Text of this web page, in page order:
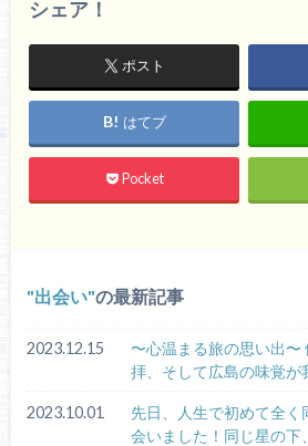
シェア！
ポスト
はてブ
Pocket
出会い の最新記事
2023.12.15
〜心温まる旅の思い出〜
拝、そして広島の味覚が
2023.10.01
先日、人生で初めて全く
会いました！同じ星の下